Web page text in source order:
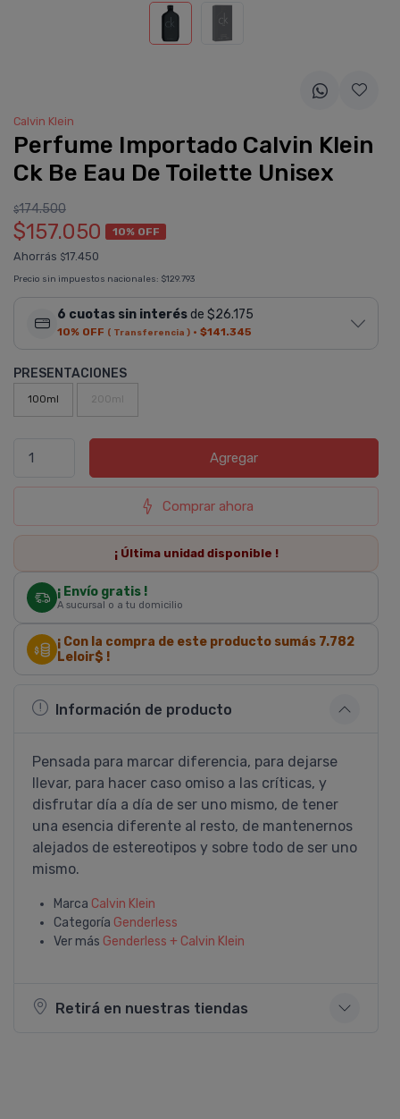
Calvin Klein
Perfume Importado Calvin Klein
Ck Be Eau De Toilette Unisex
$174.500
$157.050 10% OFF
Ahorrás $17.450
Precio sin impuestos nacionales: $129.793
6 cuotas sin interésde $26.175
10% OFF ( Transferencia ) · $141.345
PRESENTACIONES
100ml 200ml
Agregar
Comprar ahora
¡ Última unidaddisponible !
¡ Envío gratis !
A sucursal o a tu domicilio
¡ Con la compra de este producto sumás 7.782
Leloir$ !
Información de producto
Pensada para marcar diferencia, para dejarse
llevar, para hacer caso omiso a las crí­ticas, y
disfrutar dí­a a dí­a de ser uno mismo, de tener
una esencia diferente al resto, de mantenernos
alejados de estereotipos y sobre todo de ser uno
mismo.
Marca Calvin Klein
Categoría Genderless
Ver más Genderless + Calvin Klein
Retirá en nuestras tiendas